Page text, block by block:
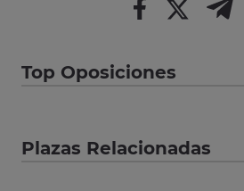
Top Oposiciones
Plazas Relacionadas